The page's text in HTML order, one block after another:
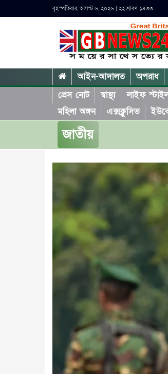
বৃহস্পতিবার, আগস্ট ৬, ২০২৬ | ২২ শ্রাবণ ১৪৩৩
আইন-আদালত অপরাধ
প্রেস নোট
স্বাস্থ্য লাইফ
মহিলা অঙ্গন
এক্সক্লুসিভ
জাতীয়